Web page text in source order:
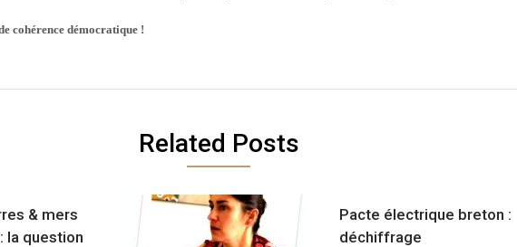
cohérence démocratique !
Related Posts
& mers
la question
Pacte électrique breton :
déchiffrage